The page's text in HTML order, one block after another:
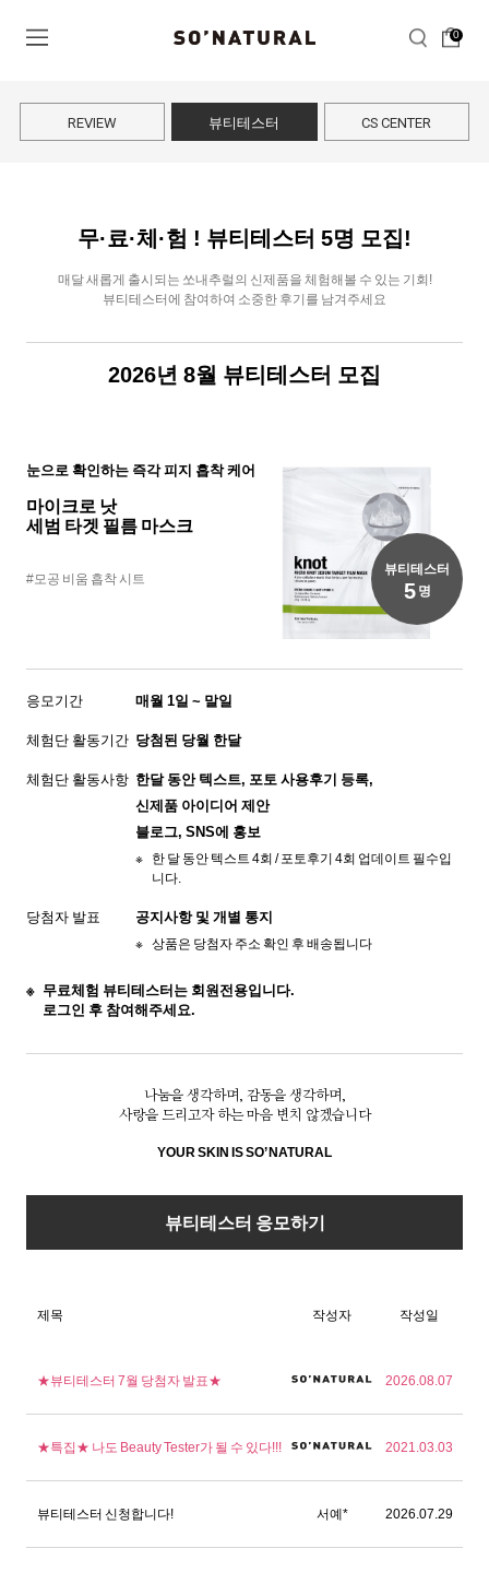
0
REVIEW 뷰티테스터 CS CENTER
무·료·체·험 ! 뷰티테스터 5명 모집!
매달 새롭게 출시되는 쏘내추럴의 신제품을 체험해볼 수 있는 기회!
뷰티테스터에 참여하여 소중한 후기를 남겨주세요
2026년 8월 뷰티테스터 모집
눈으로 확인하는 즉각 피지 흡착 케어
마이크로 낫
세범 타겟 필름 마스크
#모공 비움 흡착 시트
뷰티테스터
5 명
응모기간 매월 1일 ~ 말일
체험단 활동기간 당첨된 당월 한달
체험단 활동사항 한달 동안 텍스트, 포토 사용후기 등록,
신제품 아이디어 제안
블로그, SNS에 홍보
한 달 동안 텍스트 4회 / 포토후기 4회 업데이트 필수입
니다.
당첨자 발표 공지사항 및 개별 통지
상품은 당첨자 주소 확인 후 배송됩니다
무료체험 뷰티테스터는 회원전용입니다.
로그인 후 참여해주세요.
나눔을 생각하며, 감동을 생각하며,
사랑을 드리고자 하는 마음 변치 않겠습니다
YOUR SKIN IS SO’ NATURAL
뷰티테스터 응모하기
제목 작성자 작성일
★뷰티테스터 7월 당첨자 발표★ 2026.08.07
★특집★ 나도 Beauty Tester가 될 수 있다!!! 2021.03.03
뷰티테스터 신청합니다! 서예* 2026.07.29